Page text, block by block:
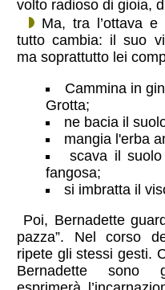
volto radioso di gioia,
Ma, tra l’ottava e
tutto cambia: il suo
ma soprattutto lei
Cammina in
Grotta;
ne bacia il
mangia l'erba
scava il
fangosa;
si imbratta il
Poi, Bernadette
pazza”. Nel corso
ripete gli stessi gesti.
Bernadette sono